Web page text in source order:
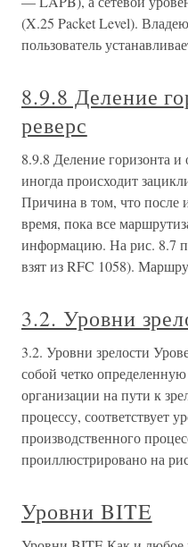
(X.25 Packet Level).
пользователь
8.9.8 Деление
реверс
8.9.8 Деление горизонта
иногда происходит
Причина в том, что после
время, пока все
информацию. На рис. 8.7
взят из RFC 1058).
3.2. Уровни
3.2. Уровни зрелости
собой четко
организации на пути к
процессу, соответствует
производственного
проиллюстрировано на
Уровни BITE